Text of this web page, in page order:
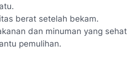
berat setelah bekam.
dan minuman yang sehat
pemulihan.